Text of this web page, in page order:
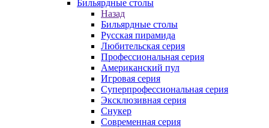
Бильярдные столы
Назад
Бильярдные столы
Русская пирамида
Любительская серия
Профессиональная серия
Американский пул
Игровая серия
Суперпрофессиональная серия
Эксклюзивная серия
Снукер
Современная серия